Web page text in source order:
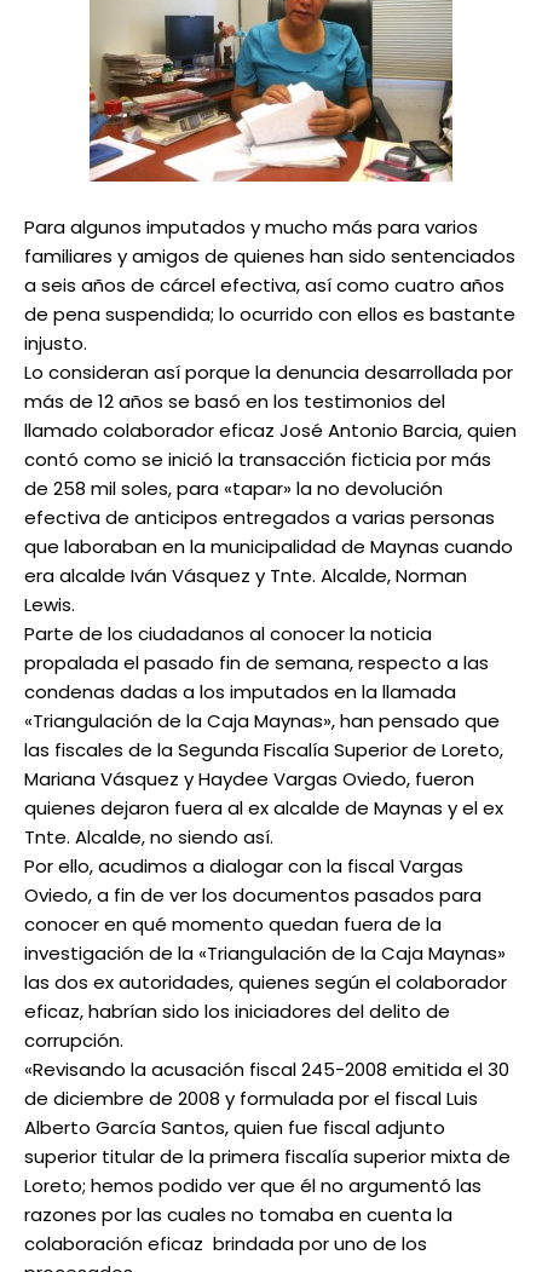
Para algunos imputados y mucho más para varios
familiares y amigos de quienes han sido sentenciados
a seis años de cárcel efectiva, así como cuatro años
de pena suspendida; lo ocurrido con ellos es bastante
injusto.
Lo consideran así porque la denuncia desarrollada por
más de 12 años se basó en los testimonios del
llamado colaborador eficaz José Antonio Barcia, quien
contó como se inició la transacción ficticia por más
de 258 mil soles, para «tapar» la no devolución
efectiva de anticipos entregados a varias personas
que laboraban en la municipalidad de Maynas cuando
era alcalde Iván Vásquez y Tnte. Alcalde, Norman
Lewis.
Parte de los ciudadanos al conocer la noticia
propalada el pasado fin de semana, respecto a las
condenas dadas a los imputados en la llamada
«Triangulación de la Caja Maynas», han pensado que
las fiscales de la Segunda Fiscalía Superior de Loreto,
Mariana Vásquez y Haydee Vargas Oviedo, fueron
quienes dejaron fuera al ex alcalde de Maynas y el ex
Tnte. Alcalde, no siendo así.
Por ello, acudimos a dialogar con la fiscal Vargas
Oviedo, a fin de ver los documentos pasados para
conocer en qué momento quedan fuera de la
investigación de la «Triangulación de la Caja Maynas»
las dos ex autoridades, quienes según el colaborador
eficaz, habrían sido los iniciadores del delito de
corrupción.
«Revisando la acusación fiscal 245-2008 emitida el 30
de diciembre de 2008 y formulada por el fiscal Luis
Alberto García Santos, quien fue fiscal adjunto
superior titular de la primera fiscalía superior mixta de
Loreto; hemos podido ver que él no argumentó las
razones por las cuales no tomaba en cuenta la
colaboración eficaz brindada por uno de los